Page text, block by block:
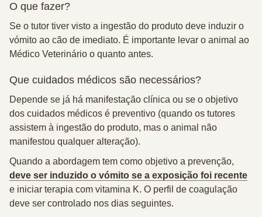
O que fazer?
Se o tutor tiver visto a ingestão do produto deve induzir o
vómito ao cão de imediato. É importante levar o animal ao
Médico Veterinário o quanto antes.
Que cuidados médicos são necessários?
Depende se já há manifestação clínica ou se o objetivo
dos cuidados médicos é preventivo (quando os tutores
assistem à ingestão do produto, mas o animal não
manifestou qualquer alteração).
Quando a abordagem tem como objetivo a prevenção,
deve ser induzido o vómito se a exposição foi recente
e iniciar terapia com vitamina K. O perfil de coagulação
deve ser controlado nos dias seguintes.